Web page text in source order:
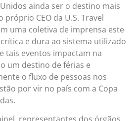
ainda ser o destino mais
CEO da U.S. Travel
uma coletiva de imprensa este
e dura ao sistema utilizado
tais eventos impactam na
um destino de férias e
o fluxo de pessoas nos
por vir no país com a Copa